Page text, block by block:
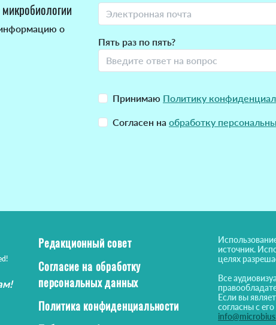
о
Пять раз по пять?
Принимаю Политику
Согласен на обработку
Редакционный совет
Согласие на обработку
персональных данных
Политика конфиденциальности
источник.
целях
Все
Если вы
согласны с